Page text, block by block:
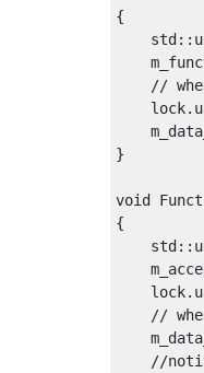
{
    std
::
//
    lock
.
}
void
{
    std
::
    lock
.
//
//